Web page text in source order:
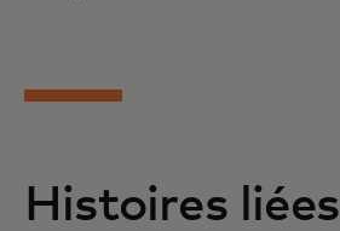
Histoires liées